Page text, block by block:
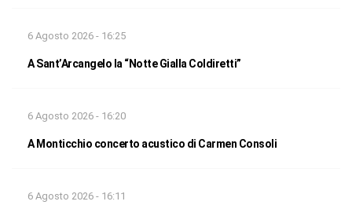
6 Agosto 2026 - 16:25
A Sant’Arcangelo la “Notte Gialla Coldiretti”
6 Agosto 2026 - 16:20
A Monticchio concerto acustico di Carmen Consoli
6 Agosto 2026 - 16:11